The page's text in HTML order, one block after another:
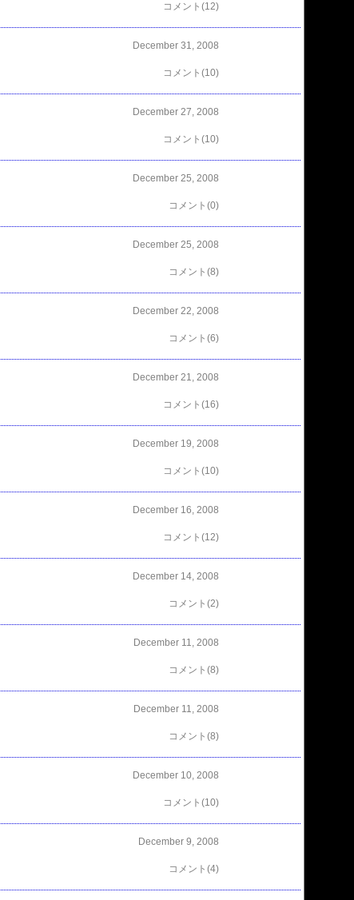
コメント(12)
December 31, 2008
コメント(10)
December 27, 2008
コメント(10)
December 25, 2008
コメント(0)
December 25, 2008
コメント(8)
December 22, 2008
コメント(6)
December 21, 2008
コメント(16)
December 19, 2008
コメント(10)
December 16, 2008
コメント(12)
December 14, 2008
コメント(2)
December 11, 2008
コメント(8)
December 11, 2008
コメント(8)
December 10, 2008
コメント(10)
December 9, 2008
コメント(4)